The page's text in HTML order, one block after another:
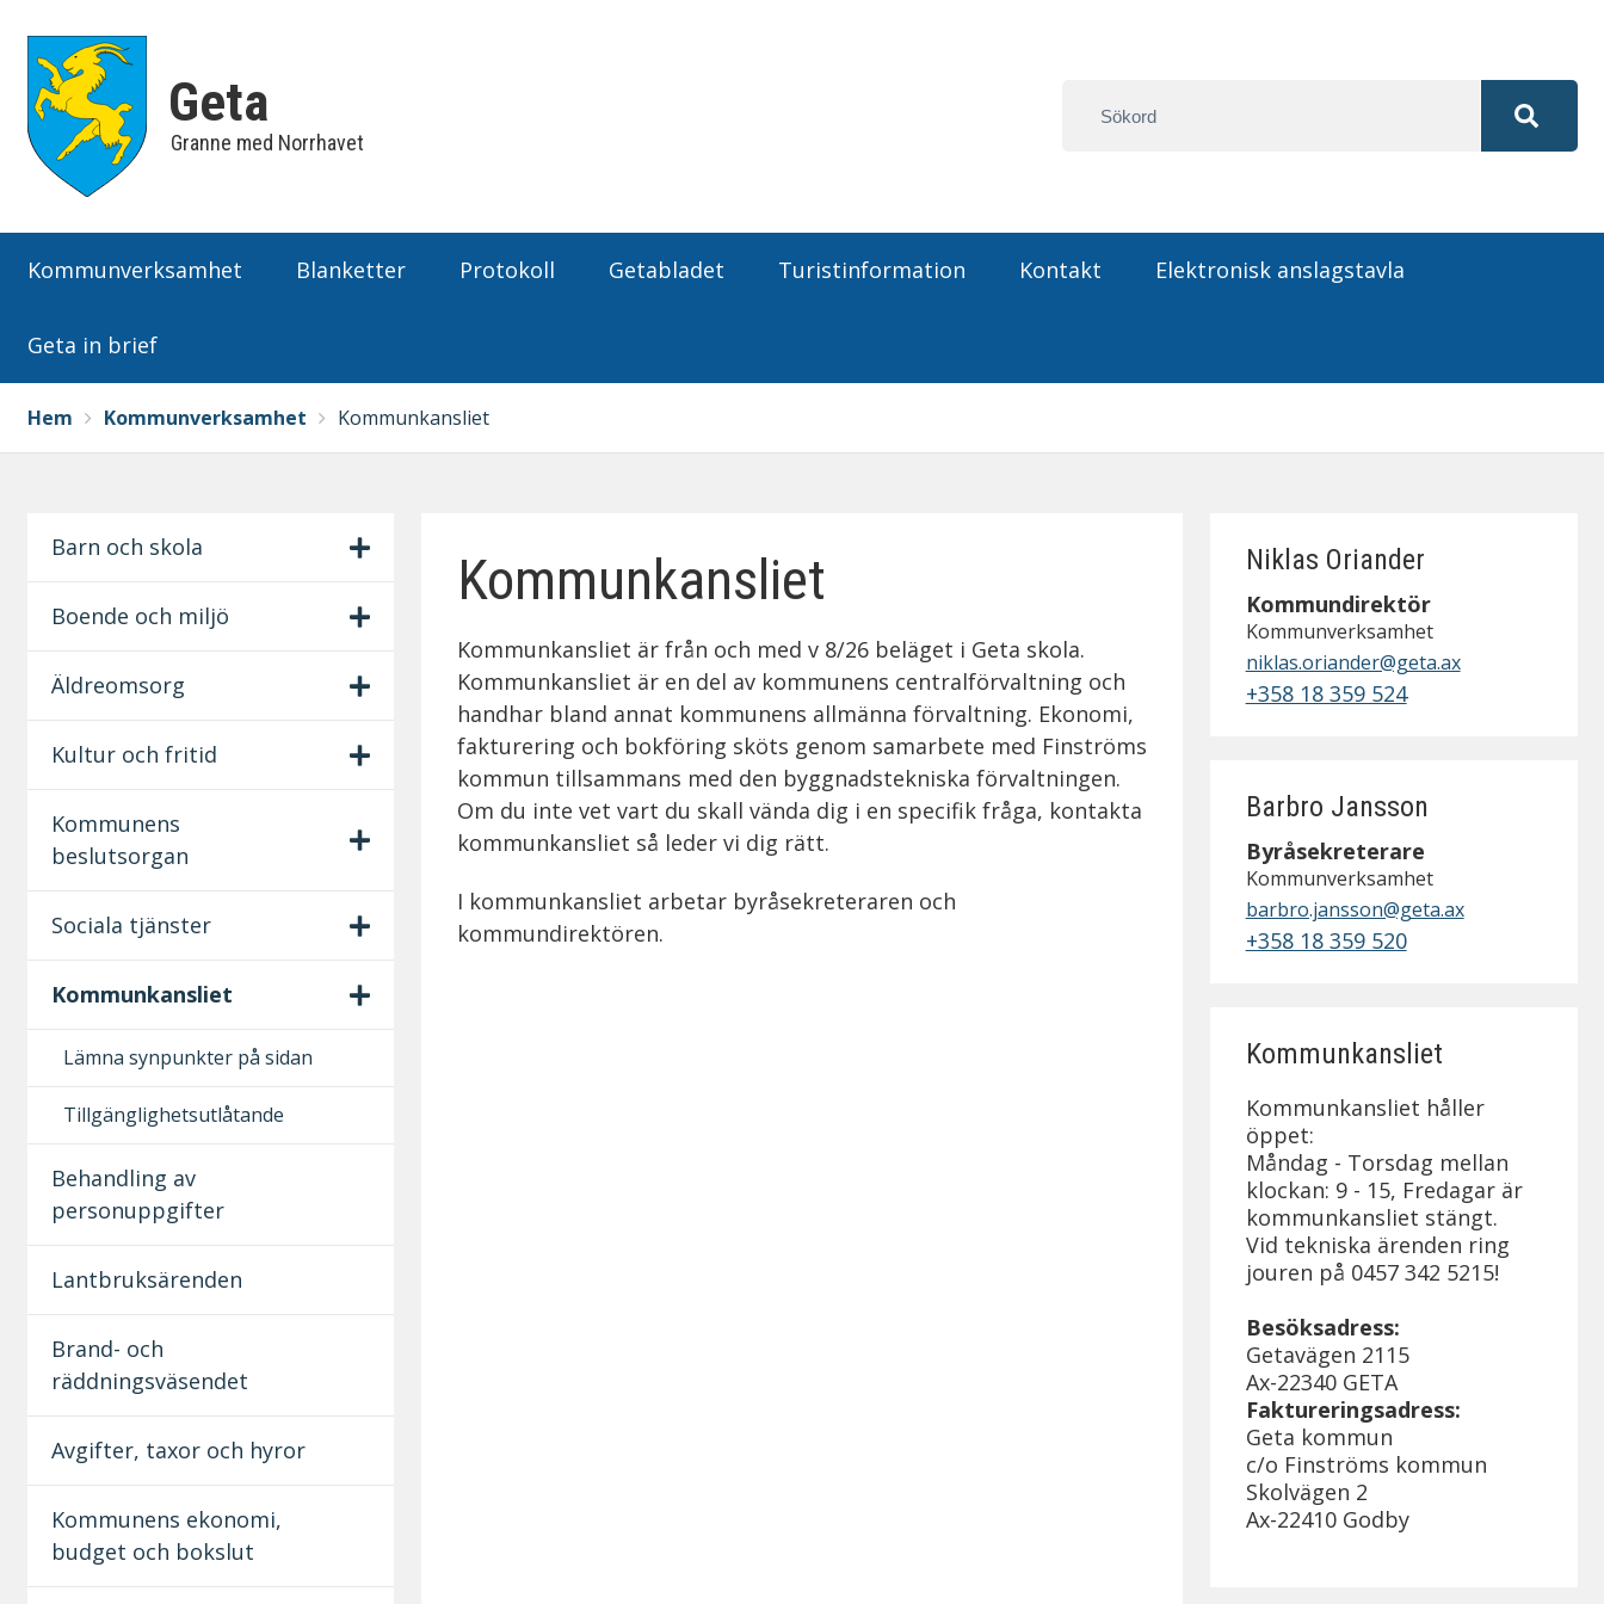
Geta
Granne med Norrhavet
Huvudmeny
Kommunverksamhet Blanketter Protokoll Getabladet Turistinformation Kontakt Elektronisk anslagstavla
Geta in brief
Breadcrumbs
You
are
Hem Kommunverksamhet Kommunkansliet
Kommunkansliet
Kommunkansliet är från och med v 8/26 beläget i Geta skola.
Kommunkansliet är en del av kommunens centralförvaltning och
handhar bland annat kommunens allmänna förvaltning. Ekonomi,
fakturering och bokföring sköts genom samarbete med Finströms
kommun tillsammans med den byggnadstekniska förvaltningen.
Om du inte vet vart du skall vända dig i en specifik fråga, kontakta
kommunkansliet så leder vi dig rätt.
I kommunkansliet arbetar byråsekreteraren och
kommundirektören.
m
Barn och skola
Boende och miljö
Äldreomsorg
Kultur och fritid
Kommunens
beslutsorgan
Sociala tjänster
Kommunkansliet
Lämna synpunkter på sidan
Tillgänglighetsutlåtande
Behandling av
personuppgifter
Lantbruksärenden
Brand- och
räddningsväsendet
Avgifter, taxor och hyror
Kommunens ekonomi,
budget och bokslut
Niklas Oriander
Kommundirektör
Kommunverksamhet
niklas.oriander@geta.ax
+358 18 359 524
Barbro Jansson
Byråsekreterare
Kommunverksamhet
barbro.jansson@geta.ax
+358 18 359 520
Kommunkansliet
Kommunkansliet håller
öppet:
Måndag - Torsdag mellan
klockan: 9 - 15, Fredagar är
kommunkansliet stängt.
Vid tekniska ärenden ring
jouren på 0457 342 5215!
Besöksadress:
Getavägen 2115
Ax-22340 GETA
Faktureringsadress:
Geta kommun
c/o Finströms kommun
Skolvägen 2
Ax-22410 Godby